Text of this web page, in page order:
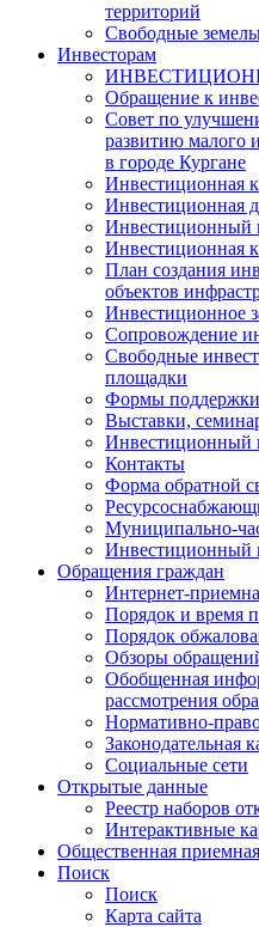
территорий
Свободные
Инвесторам
Обращение к
Совет по
развитию малого
в городе Кургане
Инвестиционная
Инвестиционная
Инвестиционный
Инвестиционная
План создания
объектов
Инвестиционное
Сопровождение
Свободные
площадки
Формы поддержки
Выставки,
Инвестиционный
Контакты
Форма обратной
Муниципально-
Инвестиционный
Обращения граждан
Интернет-
Порядок и время
Порядок
Обзоры
Обобщенная
рассмотрения
Нормативно-
Законодательная
Социальные сети
Открытые данные
Реестр наборов
Интерактивные
Общественная приемная
Поиск
Поиск
Карта сайта